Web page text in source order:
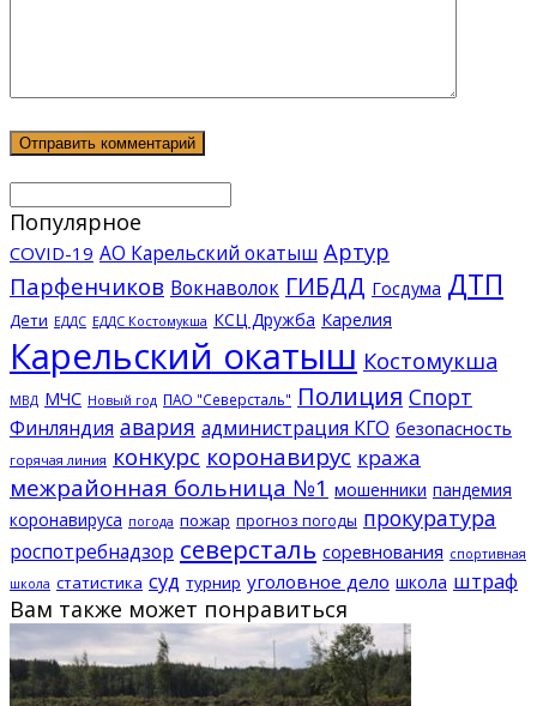
Популярное
COVID-19 АО Карельский окатыш Артур
Парфенчиков Вокнаволок ГИБДД Госдума ДТП
Дети ЕДДС ЕДДС Костомукша КСЦ Дружба Карелия
Карельский окатыш Костомукша
МВД МЧС Новый год ПАО "Северсталь" Полиция Спорт
Финляндия авария администрация КГО безопасность
горячая линия конкурс коронавирус кража
межрайонная больница №1 мошенники пандемия
коронавируса погода пожар прогноз погоды прокуратура
роспотребнадзор северсталь соревнования спортивная
школа статистика суд турнир уголовное дело школа штраф
Вам также может понравиться